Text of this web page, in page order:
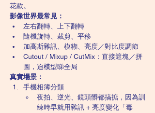
花款。
影像世界最常見：
左右翻轉、上下翻轉
隨機旋轉、裁剪、平移
加高斯雜訊、模糊、亮度／對比度調節
Cutout / Mixup / CutMix：直接遮塊／拼
圖，迫模型睇全局
真實場景：
手機相簿分類
夜拍、逆光、鏡頭髒都搞掂，因為訓
練時早就用雜訊 + 亮度變化「毒